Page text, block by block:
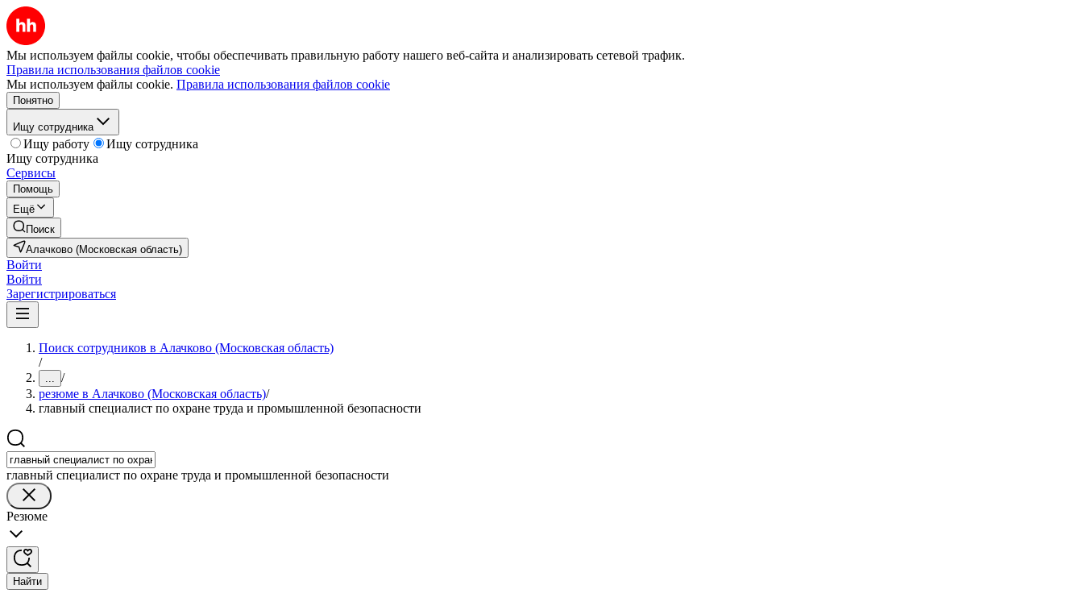
Мы используем файлы cookie, чтобы обеспечивать правильную работу нашего веб-сайта и анализировать сетевой трафик.
Правила использования файлов cookie
Мы используем файлы cookie. Правила использования файлов cookie
Понятно
Ищу сотрудника
Ищу работу
Ищу сотрудника
Ищу сотрудника
Сервисы
Помощь
Ещё
Поиск
Алачково (Московская область)
Войти
Войти
Зарегистрироваться
Поиск сотрудников в Алачково (Московская область)
/
... /
резюме в Алачково (Московская область)/
главный специалист по охране труда и промышленной безопасности
главный специалист по охране труда и промышленной безопасности
Резюме
Найти